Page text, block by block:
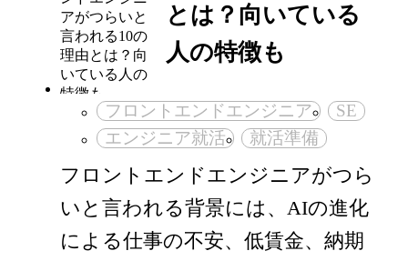
とは？向いている
人の特徴も
フロントエンドエンジニア
SE
エンジニア就活
就活準備
フロントエンドエンジニアがつら
いと言われる背景には、AIの進化
による仕事の不安、低賃金、納期